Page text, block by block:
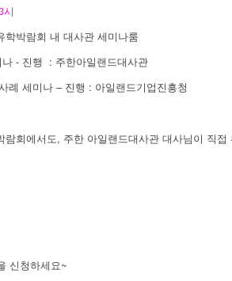
시
박람회 내 대사관 세미나룸
- 진행 : 주한아일랜드대사관
례 세미나 – 진행 : 아일랜드기업진흥청
람회에서도, 주한 아일랜드대사관 대사님이 직
신청하세요~